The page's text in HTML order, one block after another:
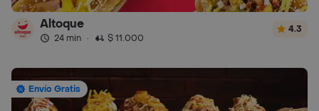
Altoque
24 min · $ 11.000
4.3
Envío Gratis